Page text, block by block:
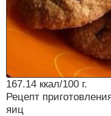
167.14 ккал/100 г.
Рецепт
яиц